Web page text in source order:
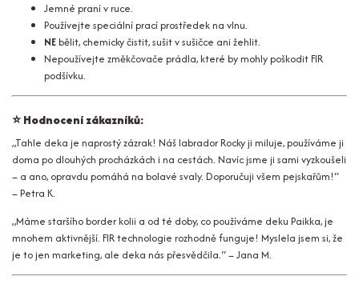
Jemné praní v ruce.
Používejte speciální prací prostředek na vlnu.
NEbělit, chemicky čistit, sušit v sušičce ani žehlit.
Nepoužívejte změkčovače prádla, které by mohly poškodit FIR
podšívku.
⭐Hodnocení zákazníků:
„Tahle deka je naprostý zázrak! Náš labrador Rocky ji miluje, používáme ji
doma po dlouhých procházkách i na cestách. Navíc jsme ji sami vyzkoušeli
– a ano, opravdu pomáhá na bolavé svaly. Doporučuji všem pejskařům!“
– Petra K.
„Máme staršího border kolii a od té doby, co používáme deku Paikka, je
mnohem aktivnější. FIR technologie rozhodně funguje! Myslela jsem si, že
je to jen marketing, ale deka nás přesvědčila.“ – Jana M.